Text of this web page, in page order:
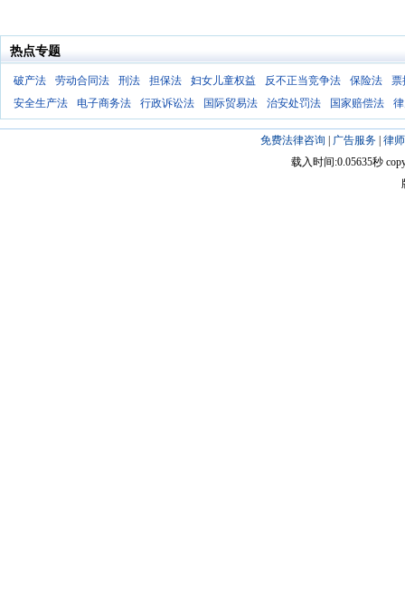
热点专题
破产法 劳动合同法 刑法 担保法 妇女儿童权益 反不正当竞争法 保险法
票
安全生产法
电子商务法 行政诉讼法 国际贸易法 治安处罚法 国家赔偿法
免费法律咨询 广告服务| 律
载入时间:0.05635秒